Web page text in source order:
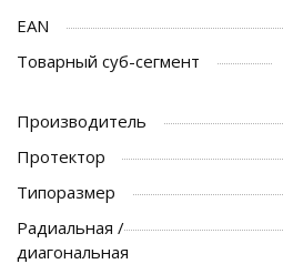
EAN
Товарный суб-сегмент
Производитель
Протектор
Типоразмер
Радиальная /
диагональная